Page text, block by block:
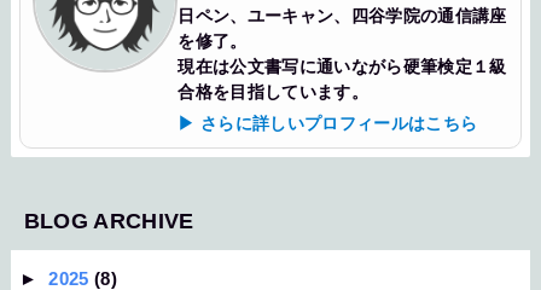
日ペン、ユーキャン、四谷学院の通信講座
を修了。
現在は公文書写に通いながら硬筆検定１級
合格を目指しています。
▶ さらに詳しいプロフィールはこちら
BLOG ARCHIVE
►2025(8)